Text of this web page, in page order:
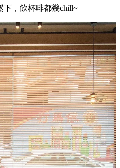
下，飲杯啡都幾chill~